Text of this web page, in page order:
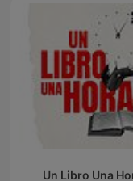
Un Libro Una